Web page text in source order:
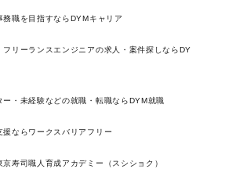
職を目指すならDYMキャリア
フリーランスエンジニアの求人・案件探しならDY
ー・未経験などの就職・転職ならDYM就職
ならワークスバリアフリー
寿司職人育成アカデミー（スシショク）